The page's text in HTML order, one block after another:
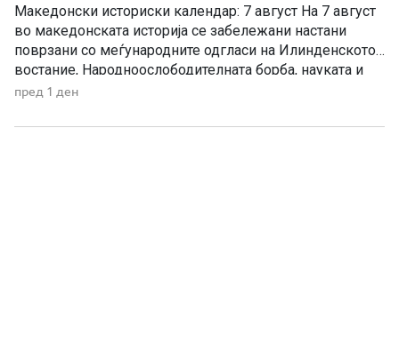
Македонски историски календар: 7 август На 7 август
во македонската историја се забележани настани
поврзани со меѓународните одгласи на Илинденското
востание, Народноослободителната борба, науката и
современата македонска уметност. 1903 – Европскиот
1903 година европската јавност ги добила првите
пред 1 ден